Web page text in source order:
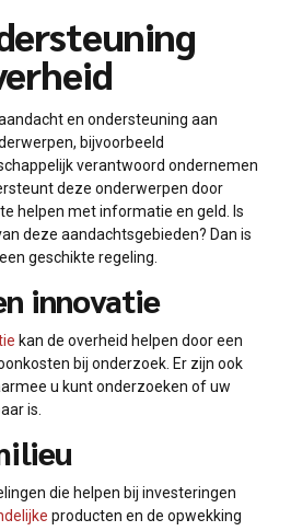
en ondersteuning aan
bijvoorbeeld
verantwoord ondernemen
deze onderwerpen door
helpen met informatie en geld. Is
deze aandachtsgebieden? Dan is
geschikte regeling.
innovatie
kan de overheid helpen door een
bij onderzoek. Er zijn ook
u kunt onderzoeken of uw
is.
die helpen bij investeringen
producten en de opwekking